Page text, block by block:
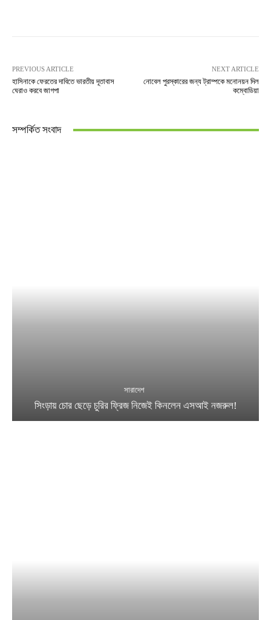
PREVIOUS ARTICLE
হাসিনাকে ফেরতের দাবিতে ভারতীয় দূতাবাস
ঘেরাও করবে জাগপা
NEXT ARTICLE
নোবেল পুরস্কারের জন্য ট্রাম্পকে মনোনয়ন দিল
কম্বোডিয়া
সম্পর্কিত সংবাদ
সারাদেশ
সিংড়ায় চোর ছেড়ে চুরির ফ্রিজ নিজেই কিনলেন এসআই নজরুল!